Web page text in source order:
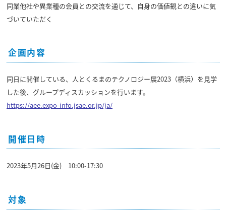
同業他社や異業種の会員との交流を通じて、自身の価値観との違いに気
づいていただく
企画内容
同日に開催している、人とくるまのテクノロジー展2023（横浜）を見学
した後、グループディスカッションを行います。
https://aee.expo-info.jsae.or.jp/ja/
開催日時
2023年5月26日(金) 10:00-17:30
対象